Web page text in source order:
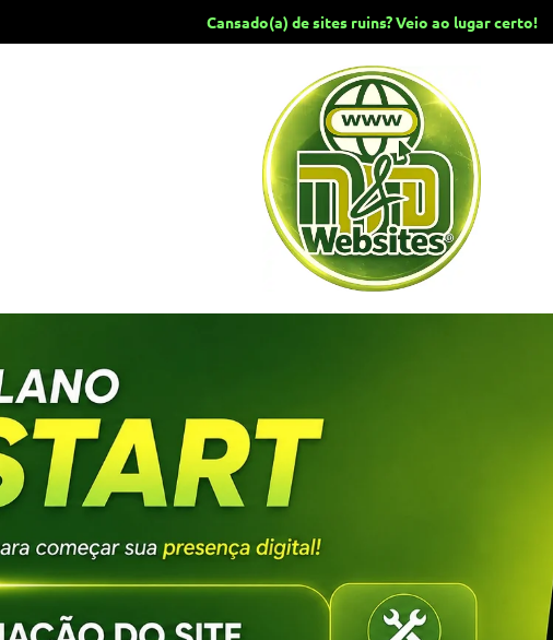
Cansado(a) de sites ruins? Veio ao lugar certo!